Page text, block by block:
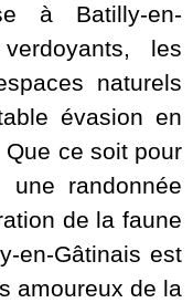
à Batilly-en-
les
naturels
évasion en
ce soit pour
une randonnée
de la faune
en-Gâtinais est
amoureux de la